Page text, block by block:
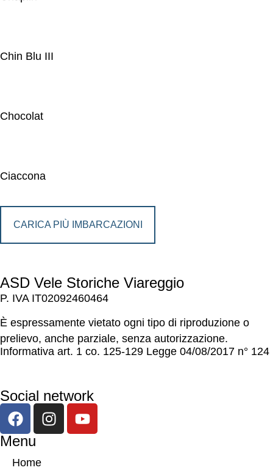
Chin Blu III
Chocolat
Ciaccona
CARICA PIÙ IMBARCAZIONI
ASD Vele Storiche Viareggio
P. IVA IT02092460464
È espressamente vietato ogni tipo di riproduzione o
prelievo, anche parziale, senza autorizzazione.
Informativa art. 1 co. 125-129 Legge 04/08/2017 n° 124
Social network
Menu
Home